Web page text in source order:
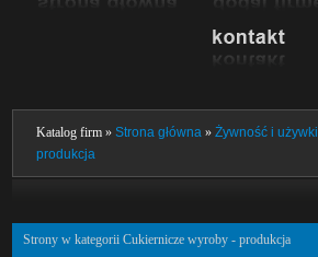
Katalog firm »Strona główna »Żywność i używki
produkcja
Strony w kategorii Cukiernicze wyroby - produkcja